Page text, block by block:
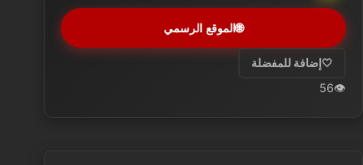
🌐الموقع الرسمي
🤍 إضافة للمفضلة
👁️
56